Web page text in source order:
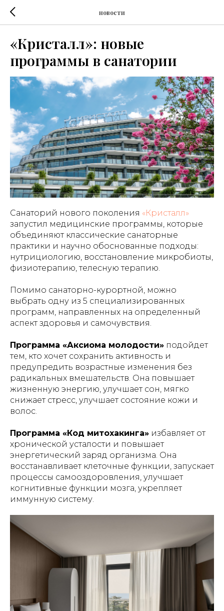
новости
«Кристалл»: новые
программы в санатории
Санаторий нового поколения «Кристалл»
запустил медицинские программы, которые
объединяют классические санаторные
практики и научно обоснованные подходы:
нутрициологию, восстановление микробиоты,
физиотерапию, телесную терапию.
Помимо санаторно-курортной, можно
выбрать одну из 5 специализированных
программ, направленных на определенный
аспект здоровья и самочувствия.
Программа «Аксиома молодости» подойдет
тем, кто хочет сохранить активность и
предупредить возрастные изменения без
радикальных вмешательств. Она повышает
жизненную энергию, улучшает сон, мягко
снижает стресс, улучшает состояние кожи и
волос.
Программа «Код митохакинга» избавляет от
хронической усталости и повышает
энергетический заряд организма. Она
восстанавливает клеточные функции, запускает
процессы самооздоровления, улучшает
когнитивные функции мозга, укрепляет
иммунную систему.